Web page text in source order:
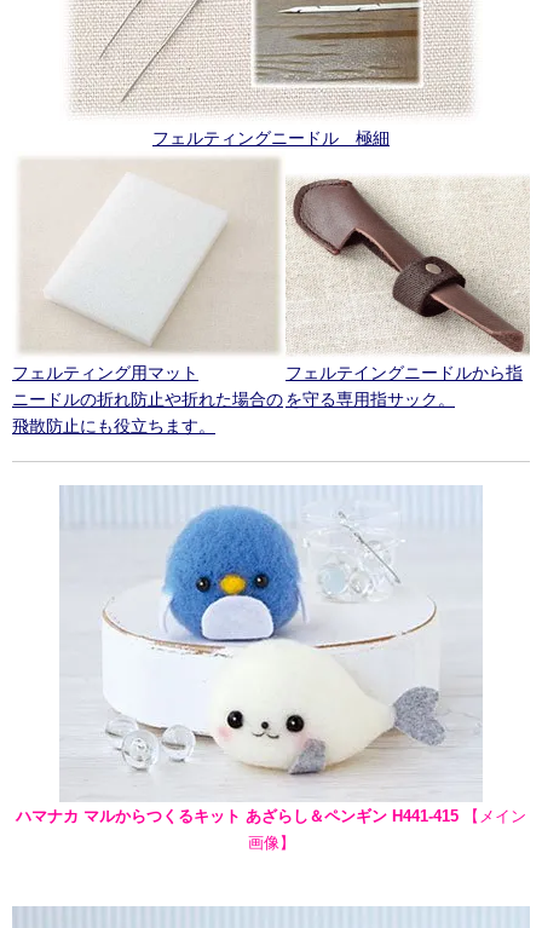
フェルティングニードル 極細
フェルティング用マット
ニードルの折れ防止や折れた場合の
飛散防止にも役立ちます。
フェルテイングニードルから指
を守る専用指サック。
ハマナカ マルからつくるキット あざらし＆ペンギン H441-415 【メイン
画像】